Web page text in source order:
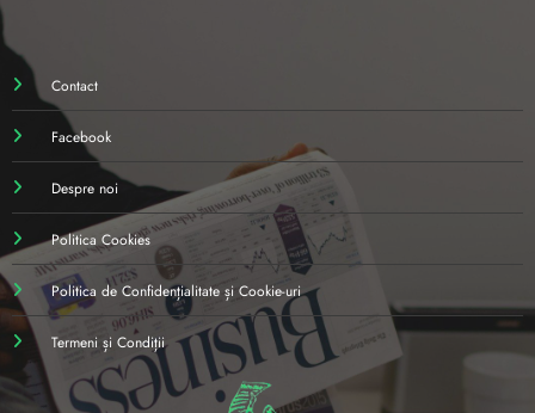
Contact
Facebook
Despre noi
Politica Cookies
Politica de Confidențialitate și Cookie-uri
Termeni și Condiții